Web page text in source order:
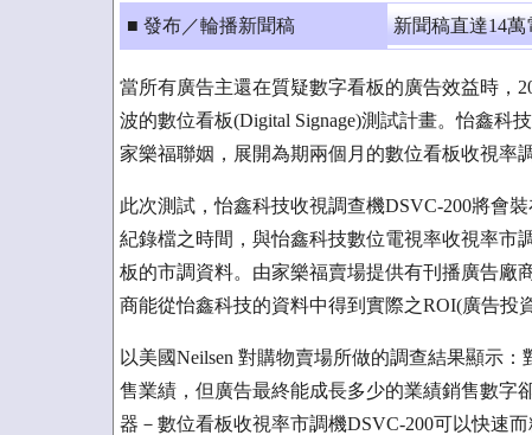
■ 發布／輪播新聞稿 新聞稿直達14萬
當所有廣告主還在質疑數字看板的廣告效益時，
波的數位看板(Digital Signage)測試計畫。怡鑫科
家樂福聯姻，展開為期兩個月的數位看板收視率
此次測試，怡鑫科技收視調查機DSVC-200將會
紀錄檔之時間，與怡鑫科技數位電視率收視率市
板的市調資料。由家樂福賣場提供有刊播廣告廠
商能從怡鑫科技的資料中得到實際之ROI(廣告投
以美國Neilsen 對購物賣場所做的調查結果顯示
售業績，但廣告最終能成長多少的業績銷售數字
器－數位看板收視率市調機DSVC-200可以快速